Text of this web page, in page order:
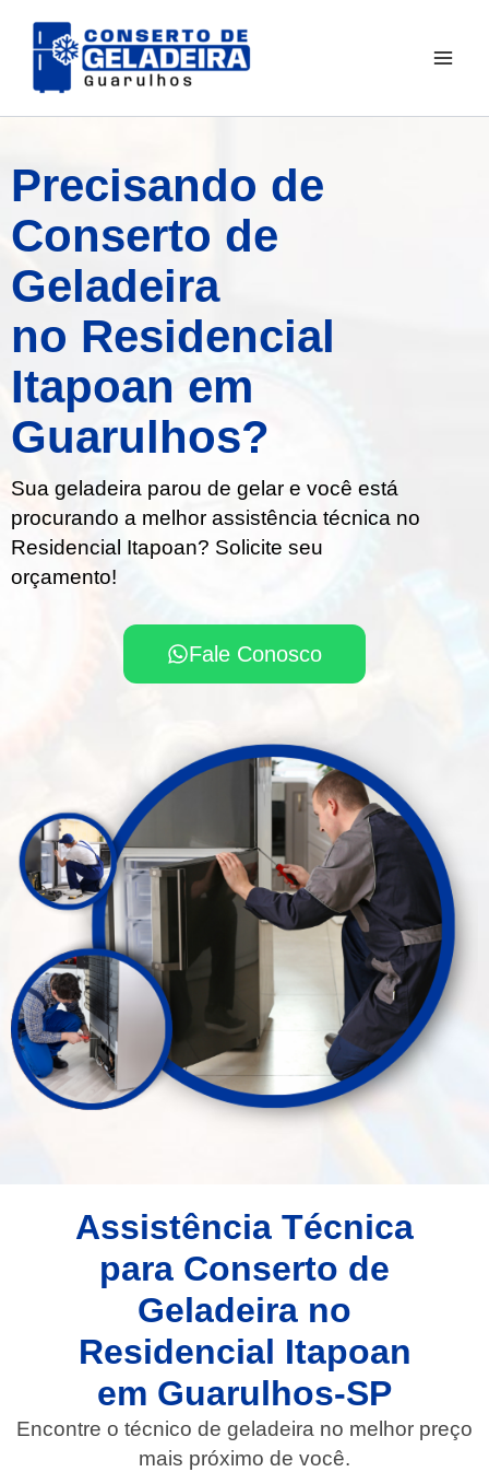
para
Precisando de
Conserto de
Geladeira
no Residencial
Itapoan em
Guarulhos?
Sua geladeira parou de gelar e você está
procurando a melhor assistência técnica no
Residencial Itapoan? Solicite seu
orçamento!
Fale Conosco
Assistência Técnica
para Conserto de
Geladeira no
Residencial Itapoan
em Guarulhos-SP
Encontre o técnico de geladeira no melhor preço
mais próximo de você.